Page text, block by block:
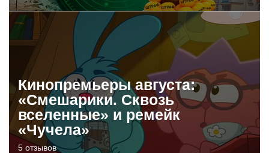
Кинопремьеры августа:
«Смешарики. Сквозь
вселенные» и ремейк
«Чучела»
5 отзывов